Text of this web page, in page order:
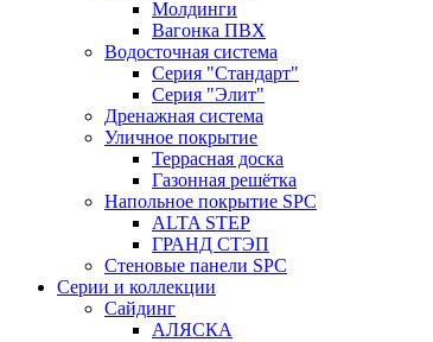
Молдинги
Вагонка ПВХ
Водосточная система
Серия "Стандарт"
Серия "Элит"
Дренажная система
Уличное покрытие
Террасная доска
Газонная решётка
Напольное покрытие SPC
ALTA STEP
ГРАНД СТЭП
Стеновые панели SPC
Серии и коллекции
Сайдинг
АЛЯСКА